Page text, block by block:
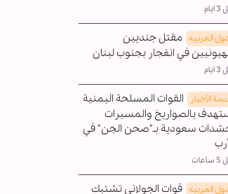
العربیه مقتل جنديين
في انفجار بجنوب لبنان
الأخبار
القوات المسلحة اليمنية
بالصواريخ والمسيرات
سعودية بـ"صحن الجن" في
العربیه قوات الجولاني تشتبك